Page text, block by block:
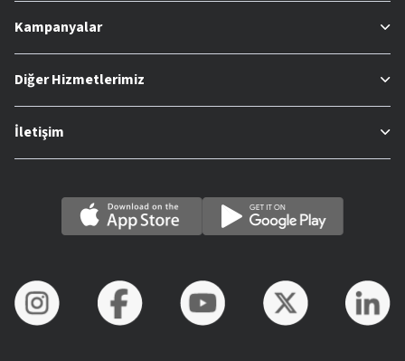
Kampanyalar
Diğer Hizmetlerimiz
İletişim